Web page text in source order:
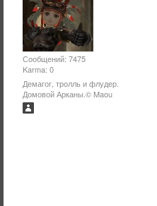
Сообщений: 7475
Karma: 0
Демагог, тролль и флудер.
Домовой Арканы.© Maou